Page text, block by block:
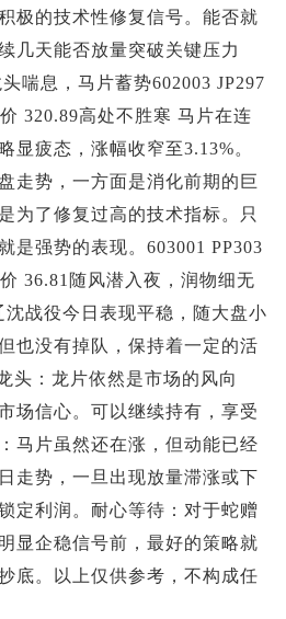
极的技术性修复信号。能否就
几天能否放量突破关键压力
喘息，马片蓄势602003 JP297
320.89高处不胜寒 马片在连
显疲态，涨幅收窄至3.13%。
走势，一方面是消化前期的巨
为了修复过高的技术指标。只
是强势的表现。603001 PP303
36.81随风潜入夜，润物细无
战役今日表现平稳，随大盘小
也没有掉队，保持着一定的活
头：龙片依然是市场的风向
场信心。可以继续持有，享受
马片虽然还在涨，但动能已经
走势，一旦出现放量滞涨或下
定利润。耐心等待：对于蛇赠
显企稳信号前，最好的策略就
底。以上仅供参考，不构成任